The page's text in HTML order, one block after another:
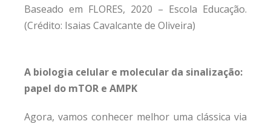
Baseado em FLORES, 2020 – Escola Educação.
(Crédito: Isaias Cavalcante de Oliveira)
A biologia celular e molecular da sinalização:
papel do mTOR e AMPK
Agora, vamos conhecer melhor uma clássica via